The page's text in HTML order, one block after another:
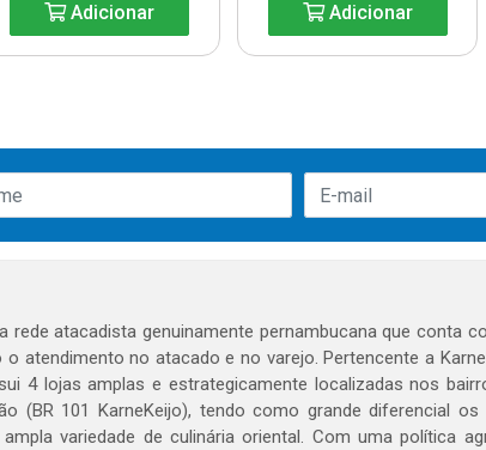
Adicionar Adicionar
rede atacadista genuinamente pernambucana que conta
o atendimento no atacado e no varejo. Pertencente a
4 lojas amplas e estrategicamente localizadas nos
(BR 101 KarneKeijo), tendo como grande diferencial
variedade de culinária oriental. Com uma política